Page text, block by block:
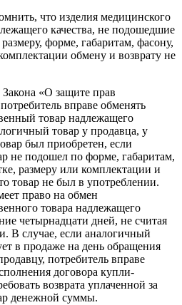
что изделия медицинского
качества, не подошедшие
форме, габаритам, фасону,
обмену и возврату не
Закона «О защите прав
вправе обменять
товар надлежащего
товар у продавца, у
был приобретен, если
не подошел по форме, габаритам,
размеру или комплектации и
товар не был в употреблении.
право на обмен
товара надлежащего
четырнадцати дней, не считая
В случае, если аналогичный
в продаже на день обращения
потребитель вправе
договора купли-
возврата уплаченной за
денежной суммы.